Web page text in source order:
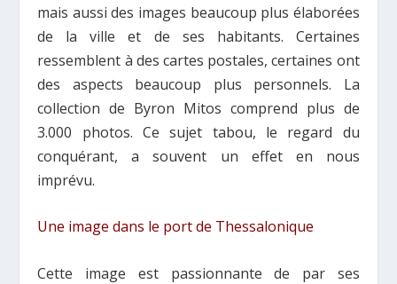
mais aussi des images beaucoup plus élaborées
de la ville et de ses habitants. Certaines
ressemblent à des cartes postales, certaines ont
des aspects beaucoup plus personnels. La
collection de Byron Mitos comprend plus de
3.000 photos. Ce sujet tabou, le regard du
conquérant, a souvent un effet en nous
imprévu.
Une image dans le port de Thessalonique
Cette image est passionnante de par ses